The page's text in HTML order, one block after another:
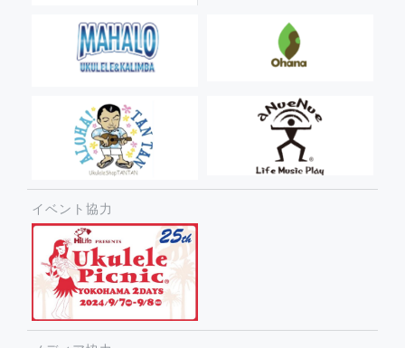
イベント協力